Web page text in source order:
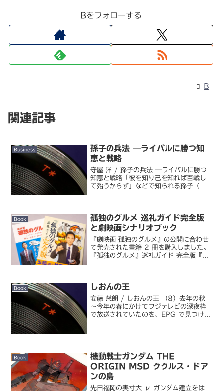
Bをフォローする
B
関連記事
Business
孫子の兵法 ―ライバルに勝つ知
恵と戦略
守屋 洋 / 孫子の兵法 ―ライバルに勝つ
知恵と戦略「彼を知り己を知れば百戦し
て殆うからず」などで知られる孫子（孫
も現代の日本ではそ...
Book
孤独のグルメ 巡礼ガイド完全版
と劇映画シナリオブック
『劇映画 孤独のグルメ』の公開に合わせ
て発売された書籍 2 冊を購入しました。
『孤独のグルメ』巡礼ガイド 完全版『劇
れた書籍は 3...
Book しおんの王
安藤 慈朗 / しおんの王 （8）去年の秋
～今年の春にかけてフジテレビの深夜枠
で放送されていたのを、EPG で見つけて
Book
機動戦士ガンダム THE
ORIGIN MSD ククルス・ドア
ンの島
先日福岡の実寸大 ν ガンダム建立をは